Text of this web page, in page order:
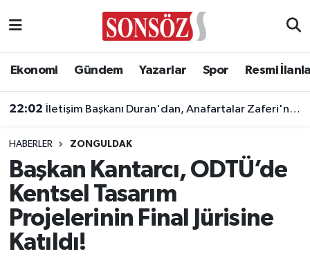
Ekonomi Gündem Yazarlar Spor Resmi
22:02 İletişim Başkanı Duran'dan, Anafartalar Zaferi'nin 111. yıl dönümü paylaşımı!
HABERLER ZONGULDAK
Başkan Kantarcı, ODTÜ’de
Kentsel Tasarım
Projelerinin Final Jürisine
Katıldı!
Asayiş
Biyografi
Çevre
Diğer
Ankara Nöbetçi Eczaneler
Ankara Trafik Yoğunluk Haritası
Süper Lig Puan Durumu ve Fikstür
Tüm Manşetler